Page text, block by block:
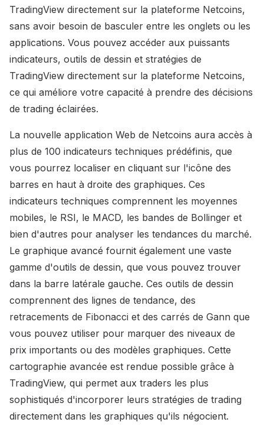
TradingView directement sur la plateforme Netcoins,
sans avoir besoin de basculer entre les onglets ou les
applications. Vous pouvez accéder aux puissants
indicateurs, outils de dessin et stratégies de
TradingView directement sur la plateforme Netcoins,
ce qui améliore votre capacité à prendre des décisions
de trading éclairées.
La nouvelle application Web de Netcoins aura accès à
plus de 100 indicateurs techniques prédéfinis, que
vous pourrez localiser en cliquant sur l'icône des
barres en haut à droite des graphiques. Ces
indicateurs techniques comprennent les moyennes
mobiles, le RSI, le MACD, les bandes de Bollinger et
bien d'autres pour analyser les tendances du marché.
Le graphique avancé fournit également une vaste
gamme d'outils de dessin, que vous pouvez trouver
dans la barre latérale gauche. Ces outils de dessin
comprennent des lignes de tendance, des
retracements de Fibonacci et des carrés de Gann que
vous pouvez utiliser pour marquer des niveaux de
prix importants ou des modèles graphiques. Cette
cartographie avancée est rendue possible grâce à
TradingView, qui permet aux traders les plus
sophistiqués d'incorporer leurs stratégies de trading
directement dans les graphiques qu'ils négocient.